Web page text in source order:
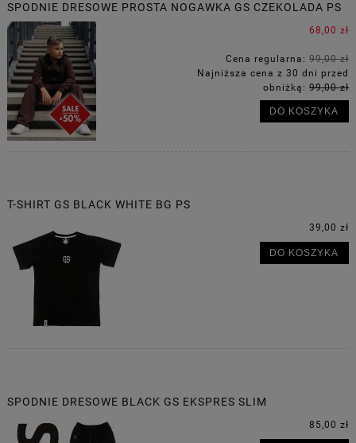
SPODNIE DRESOWE PROSTA NOGAWKA GS CZEKOLADA PS
68,00 zł
Cena regularna:99,00 zł
Najniższa cena z 30 dni przed
obniżką:99,00 zł
DO KOSZYKA
T-SHIRT GS BLACK WHITE BG PS
39,00 zł
DO KOSZYKA
SPODNIE DRESOWE BLACK GS EKSPRES SLIM
85,00 zł